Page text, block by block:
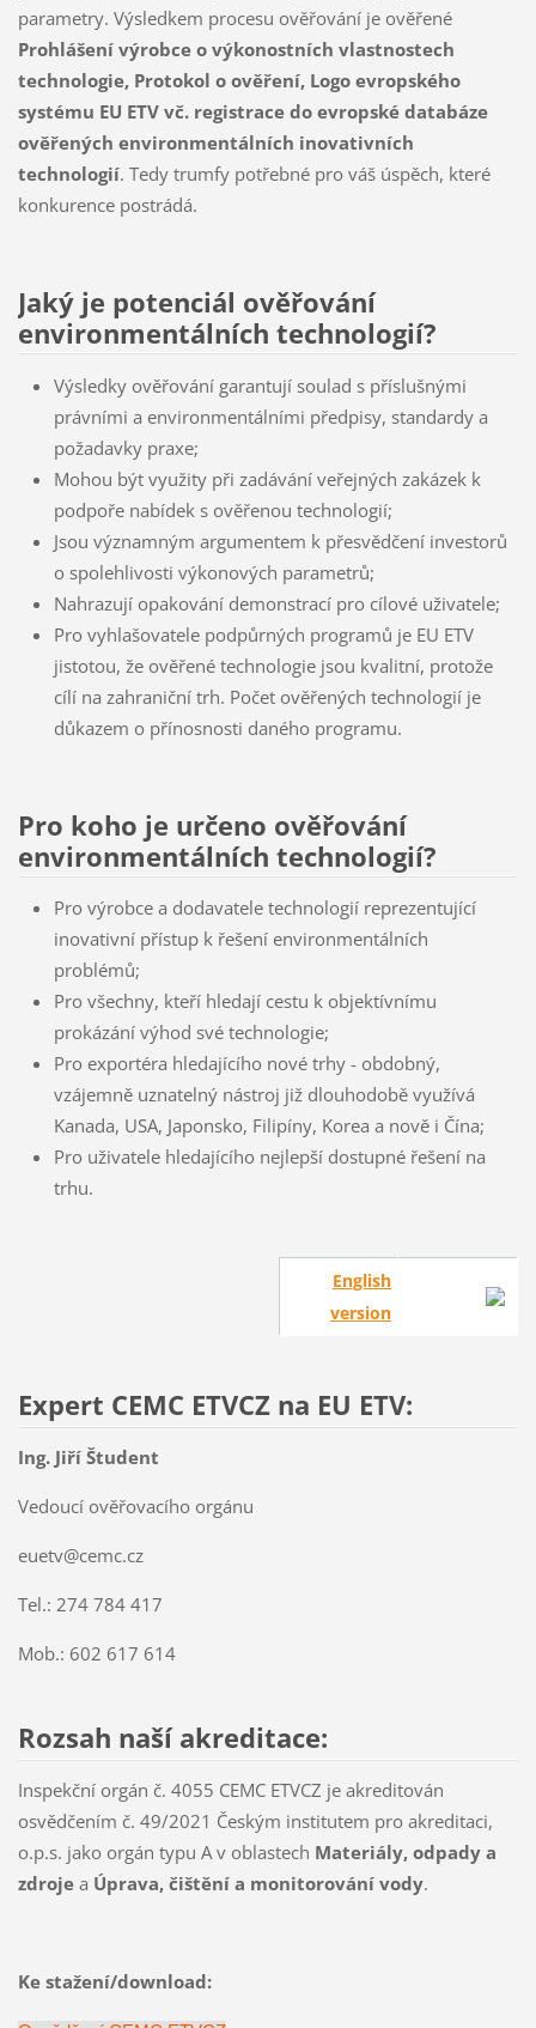
parametry. Výsledkem procesu ověřování je ověřené
Prohlášení výrobce o výkonostních vlastnostech
technologie, Protokol o ověření, Logo evropského
systému EU ETV vč. registrace do evropské databáze
ověřených environmentálních inovativních
technologií. Tedy trumfy potřebné pro váš úspěch, které
konkurence postrádá.
Jaký je potenciál ověřování
environmentálních technologií?
Výsledky ověřování garantují soulad s příslušnými
právními a environmentálními předpisy, standardy a
požadavky praxe;
Mohou být využity při zadávání veřejných zakázek k
podpoře nabídek s ověřenou technologií;
Jsou významným argumentem k přesvědčení investorů
o spolehlivosti výkonových parametrů;
Nahrazují opakování demonstrací pro cílové uživatele;
Pro vyhlašovatele podpůrných programů je EU ETV
jistotou, že ověřené technologie jsou kvalitní, protože
cílí na zahraniční trh. Počet ověřených technologií je
důkazem o přínosnosti daného programu.
Pro koho je určeno ověřování
environmentálních technologií?
Pro výrobce a dodavatele technologií reprezentující
inovativní přístup k řešení environmentálních
problémů;
Pro všechny, kteří hledají cestu k objektívnímu
prokázání výhod své technologie;
Pro exportéra hledajícího nové trhy - obdobný,
vzájemně uznatelný nástroj již dlouhodobě využívá
Kanada, USA, Japonsko, Filipíny, Korea a nově i Čína;
Pro uživatele hledajícího nejlepší dostupné řešení na
trhu.
English
version
Expert CEMC ETVCZ na EU ETV:
Ing. Jiří Študent
Vedoucí ověřovacího orgánu
euetv@cemc.cz
Tel.: 274 784 417
Mob.: 602 617 614
Rozsah naší akreditace:
Inspekční orgán č. 4055 CEMC ETVCZ je akreditován
osvědčením č. 49/2021 Českým institutem pro akreditaci,
o.p.s. jako orgán typu A v oblastech Materiály, odpady a
zdrojea Úprava, čištění a monitorování vody.
Ke stažení/download: